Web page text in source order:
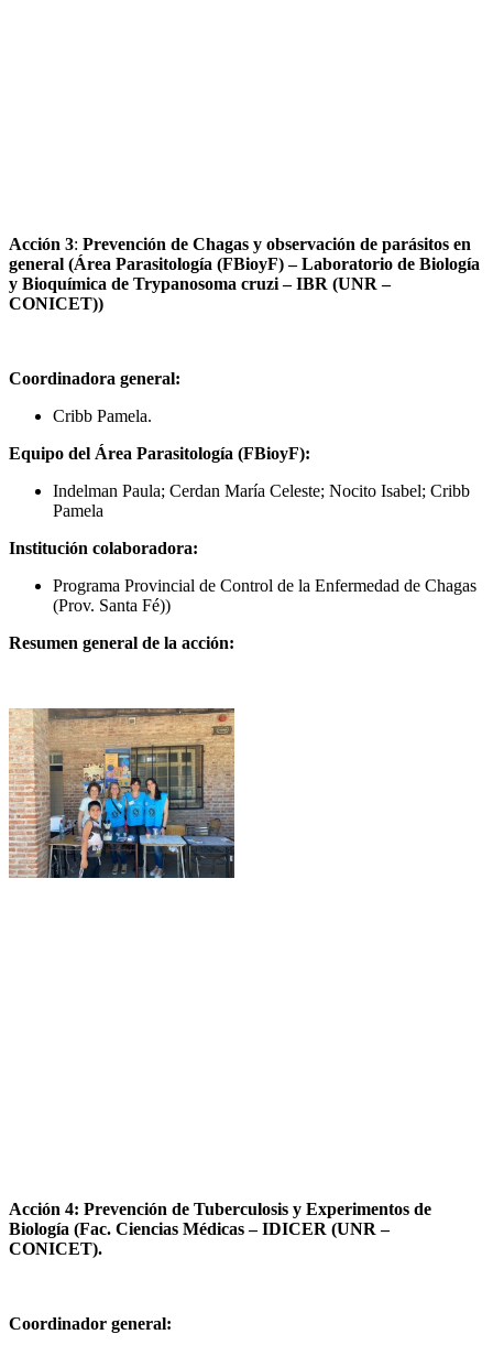
Acción 3: Prevención de Chagas y observación de parásitos en
general (Área Parasitología (FBioyF) – Laboratorio de Biología
y Bioquímica de Trypanosoma cruzi – IBR (UNR –
CONICET))
Coordinadora general:
Cribb Pamela.
Equipo del Área Parasitología (FBioyF):
Indelman Paula; Cerdan María Celeste; Nocito Isabel; Cribb
Pamela
Institución colaboradora:
Programa Provincial de Control de la Enfermedad de Chagas
(Prov. Santa Fé))
Resumen general de la acción:
Acción 4: Prevención de Tuberculosis y Experimentos de
Biología (Fac. Ciencias Médicas – IDICER (UNR –
CONICET).
Coordinador general: